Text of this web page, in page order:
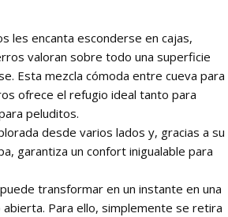
les encanta esconderse en cajas,
valoran sobre todo una superficie
Esta mezcla cómoda entre cueva para
ofrece el refugio ideal tanto para
peluditos.
desde varios lados y, gracias a su
garantiza un confort inigualable para
transformar en un instante en una
Para ello, simplemente se retira